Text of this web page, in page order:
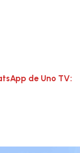
de Uno TV: